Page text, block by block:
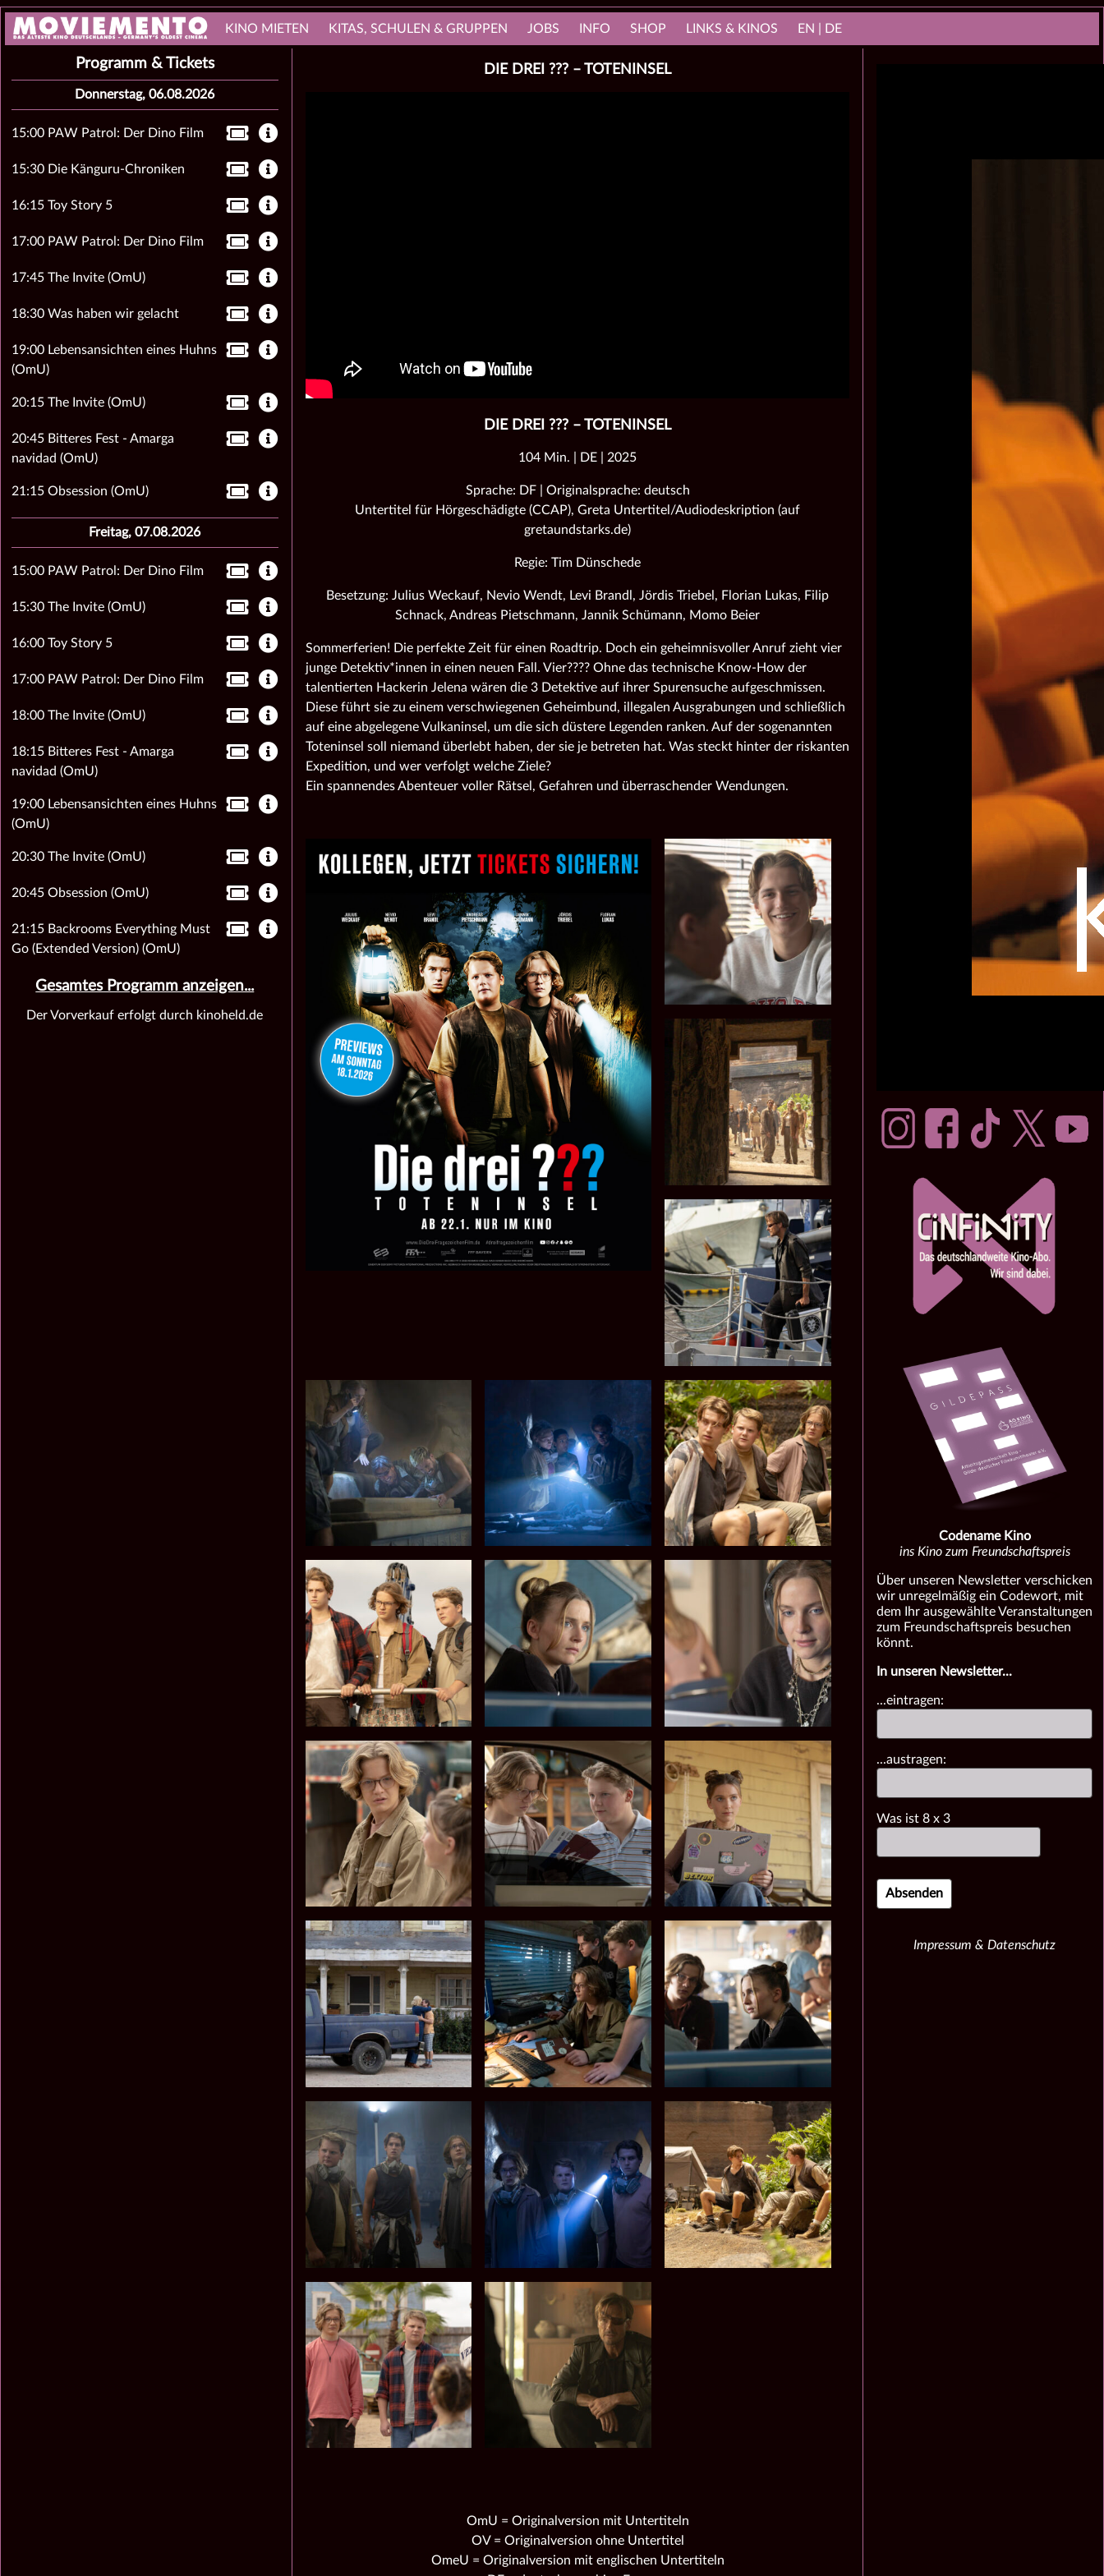
KINO MIETEN KITAS, SCHULEN & GRUPPEN JOBS INFO SHOP LINKS & KINOS EN | DE
DIE DREI ??? – TOTENINSEL
DIE DREI ??? – TOTENINSEL
104 Min. | DE | 2025
Sprache: DF | Originalsprache: deutsch
Untertitel für Hörgeschädigte (CCAP), Greta Untertitel/Audiodeskription (auf
gretaundstarks.de)
Regie: Tim Dünschede
Besetzung: Julius Weckauf, Nevio Wendt, Levi Brandl, Jördis Triebel, Florian Lukas, Filip
Schnack, Andreas Pietschmann, Jannik Schümann, Momo Beier
Sommerferien! Die perfekte Zeit für einen Roadtrip. Doch ein geheimnisvoller Anruf zieht vier
junge Detektiv*innen in einen neuen Fall. Vier???? Ohne das technische Know-How der
talentierten Hackerin Jelena wären die 3 Detektive auf ihrer Spurensuche aufgeschmissen.
Diese führt sie zu einem verschwiegenen Geheimbund, illegalen Ausgrabungen und schließlich
auf eine abgelegene Vulkaninsel, um die sich düstere Legenden ranken. Auf der sogenannten
Toteninsel soll niemand überlebt haben, der sie je betreten hat. Was steckt hinter der riskanten
Expedition, und wer verfolgt welche Ziele?
Ein spannendes Abenteuer voller Rätsel, Gefahren und überraschender Wendungen.
OmU = Originalversion mit Untertiteln
OV = Originalversion ohne Untertitel
OmeU = Originalversion mit englischen Untertiteln
Programm & Tickets
Donnerstag, 06.08.2026
15:00 PAW Patrol: Der Dino Film
15:30 Die Känguru-Chroniken
16:15 Toy Story 5
17:00 PAW Patrol: Der Dino Film
17:45 The Invite (OmU)
18:30 Was haben wir gelacht
19:00 Lebensansichten eines Huhns
(OmU)
20:15 The Invite (OmU)
20:45 Bitteres Fest - Amarga
navidad (OmU)
21:15 Obsession (OmU)
Freitag, 07.08.2026
15:00 PAW Patrol: Der Dino Film
15:30 The Invite (OmU)
16:00 Toy Story 5
17:00 PAW Patrol: Der Dino Film
18:00 The Invite (OmU)
18:15 Bitteres Fest - Amarga
navidad (OmU)
19:00 Lebensansichten eines Huhns
(OmU)
20:30 The Invite (OmU)
20:45 Obsession (OmU)
21:15 Backrooms Everything Must
Go (Extended Version) (OmU)
Gesamtes Programm anzeigen...
Der Vorverkauf erfolgt durch kinoheld.de
Codename Kino
ins Kino zum Freundschaftspreis
Über unseren Newsletter verschicken
wir unregelmäßig ein Codewort, mit
dem Ihr ausgewählte Veranstaltungen
zum Freundschaftspreis besuchen
könnt.
In unseren Newsletter...
...eintragen:
...austragen:
Was ist8 x 3
Impressum & Datenschutz